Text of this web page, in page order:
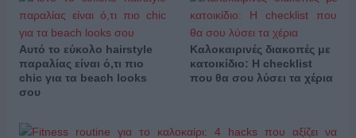
Αυτό το εύκολο hairstyle
παραλίας είναι ό,τι πιο
chic για τα beach looks
σου
Καλοκαιρινές διακοπές με
κατοικίδιο: Η checklist
που θα σου λύσει τα χέρια